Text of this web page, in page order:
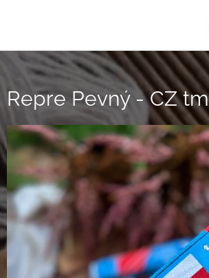
Repre Pevný - CZ